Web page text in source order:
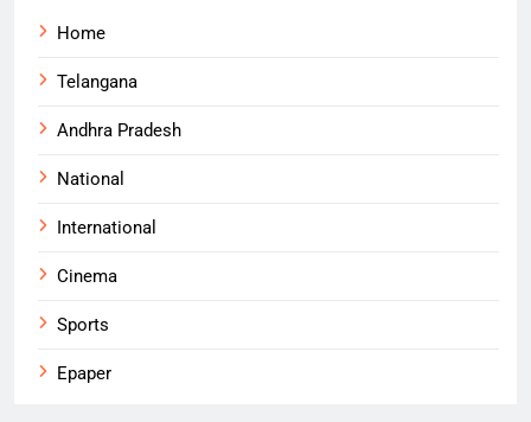
Home
Telangana
Andhra Pradesh
National
International
Cinema
Sports
Epaper